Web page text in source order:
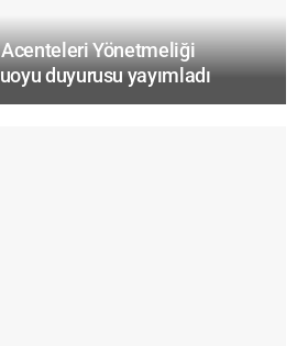
Yönetmeliği
duyurusu yayımladı